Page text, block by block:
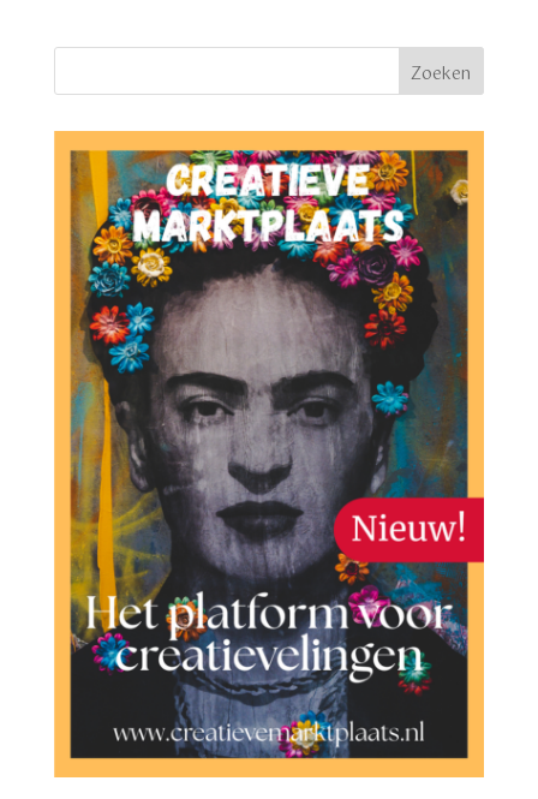
Zoeken